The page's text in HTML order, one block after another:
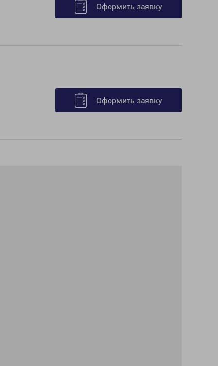
Оформить заявку
Оформить заявку